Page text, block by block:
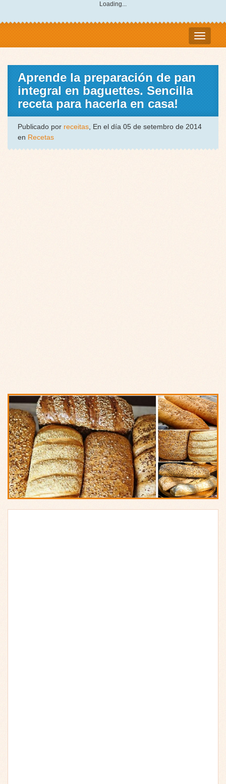
Loading...
Aprende la preparación de pan
integral en baguettes. Sencilla
receta para hacerla en casa!
Publicado por receitas, En el día 05 de setembro de 2014
en Recetas